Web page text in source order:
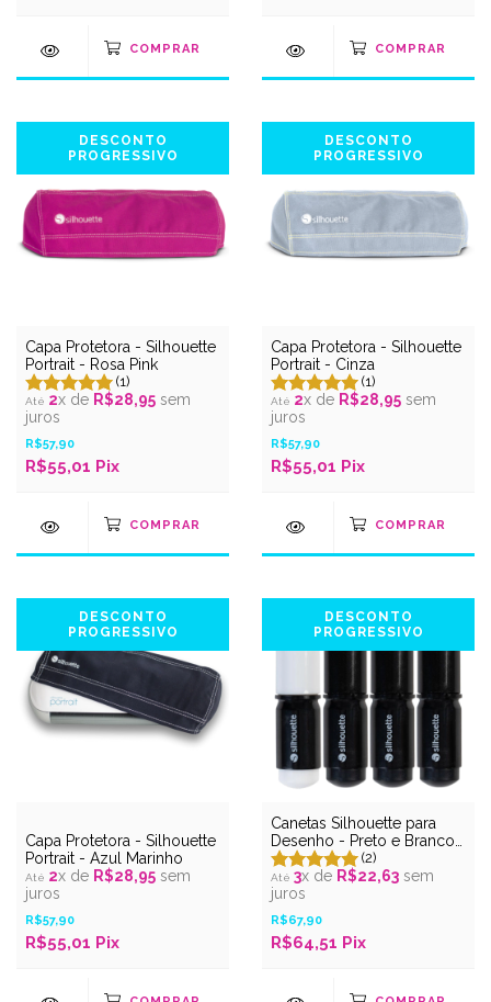
DESCONTO
PROGRESSIVO
Capa Protetora - Silhouette
Portrait - Rosa Pink
(1)
2x de R$28,95 sem
juros
R$57,90
R$55,01 Pix
DESCONTO
PROGRESSIVO
Capa Protetora - Silhouette
Portrait - Cinza
(1)
2x de R$28,95 sem
juros
R$57,90
R$55,01 Pix
DESCONTO
PROGRESSIVO
Capa Protetora - Silhouette
Portrait - Azul Marinho
2x de R$28,95 sem
juros
R$57,90
R$55,01 Pix
DESCONTO
PROGRESSIVO
Canetas Silhouette para
Desenho - Preto e Branco -
4 unidades
(2)
3x de R$22,63 sem
juros
R$67,90
R$64,51 Pix